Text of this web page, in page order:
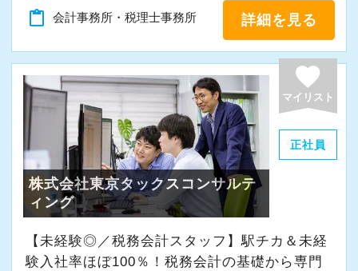
content_paste 会計事務所・税理士事務所 詳細を見る
favorite
マイリスト
正社員
株式会社東京タックスコンサルテ
ィング
【未経験◎／税務会計スタッフ】駅チカ＆未経
験入社率ほぼ100％！税務会計の基礎から専門